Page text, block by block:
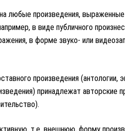
любые произведения,
в виде публичного
в форме звуко- или
произведения (антологии,
принадлежат авторские
т.е. внешнюю, форму